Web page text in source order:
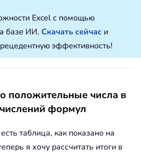
Excel с помощью
базе ИИ. Скачать сейчас и
эффективность!
положительные числа в
формул
таблица, как показано на
я хочу рассчитать итоги в